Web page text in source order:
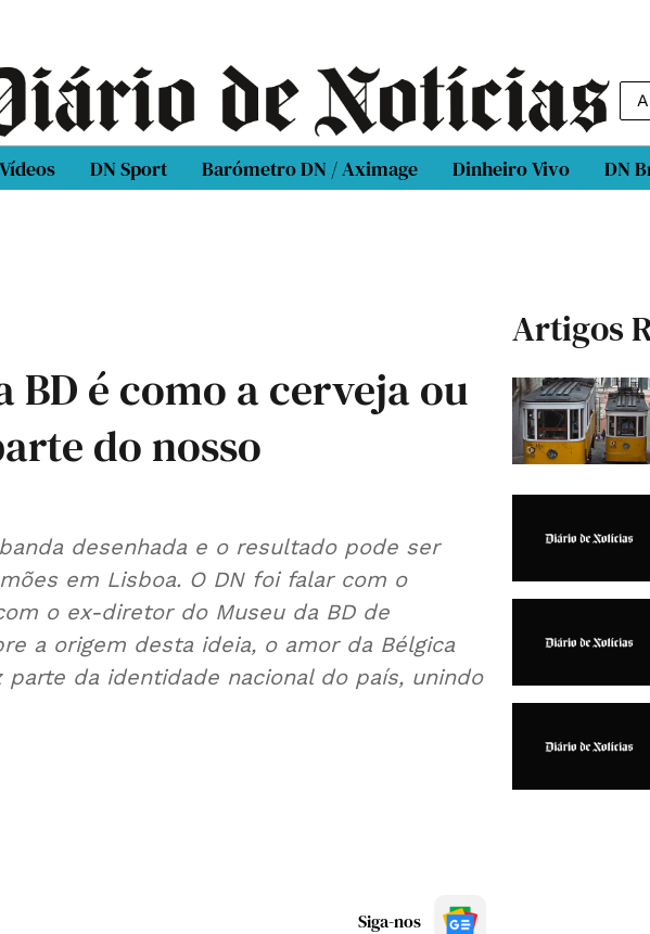
Vídeos DN Sport Barómetro DN / Aximage Dinheiro Vivo DN
BD é como a cerveja ou
do nosso
desenhada e o resultado pode ser
em Lisboa. O DN foi falar com o
o ex-diretor do Museu da BD de
a origem desta ideia, o amor da Bélgica
da identidade nacional do país, unindo
Siga-nos
Artigos